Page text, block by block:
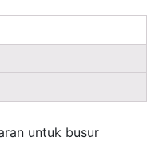
untuk busur